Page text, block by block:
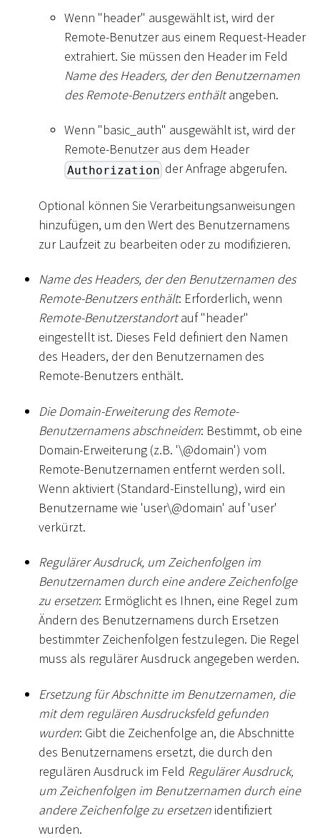
Wenn "header" ausgewählt ist, wird der
Remote-Benutzer aus einem Request-Header
extrahiert. Sie müssen den Header im Feld
Name des Headers, der den Benutzernamen
des Remote-Benutzers enthältangeben.
Wenn "basic_auth" ausgewählt ist, wird der
Remote-Benutzer aus dem Header
Authorization der Anfrage abgerufen.
Optional können Sie Verarbeitungsanweisungen
hinzufügen, um den Wert des Benutzernamens
zur Laufzeit zu bearbeiten oder zu modifizieren.
Name des Headers, der den Benutzernamen des
Remote-Benutzers enthält: Erforderlich, wenn
Remote-Benutzerstandortauf "header"
eingestellt ist. Dieses Feld definiert den Namen
des Headers, der den Benutzernamen des
Remote-Benutzers enthält.
Die Domain-Erweiterung des Remote-
Benutzernamens abschneiden: Bestimmt, ob eine
Domain-Erweiterung (z.B. '\@domain') vom
Remote-Benutzernamen entfernt werden soll.
Wenn aktiviert (Standard-Einstellung), wird ein
Benutzername wie 'user\@domain' auf 'user'
verkürzt.
Regulärer Ausdruck, um Zeichenfolgen im
Benutzernamen durch eine andere Zeichenfolge
zu ersetzen: Ermöglicht es Ihnen, eine Regel zum
Ändern des Benutzernamens durch Ersetzen
bestimmter Zeichenfolgen festzulegen. Die Regel
muss als regulärer Ausdruck angegeben werden.
Ersetzung für Abschnitte im Benutzernamen, die
mit dem regulären Ausdrucksfeld gefunden
wurden: Gibt die Zeichenfolge an, die Abschnitte
des Benutzernamens ersetzt, die durch den
regulären Ausdruck im Feld Regulärer Ausdruck,
um Zeichenfolgen im Benutzernamen durch eine
andere Zeichenfolge zu ersetzen identifiziert
wurden.